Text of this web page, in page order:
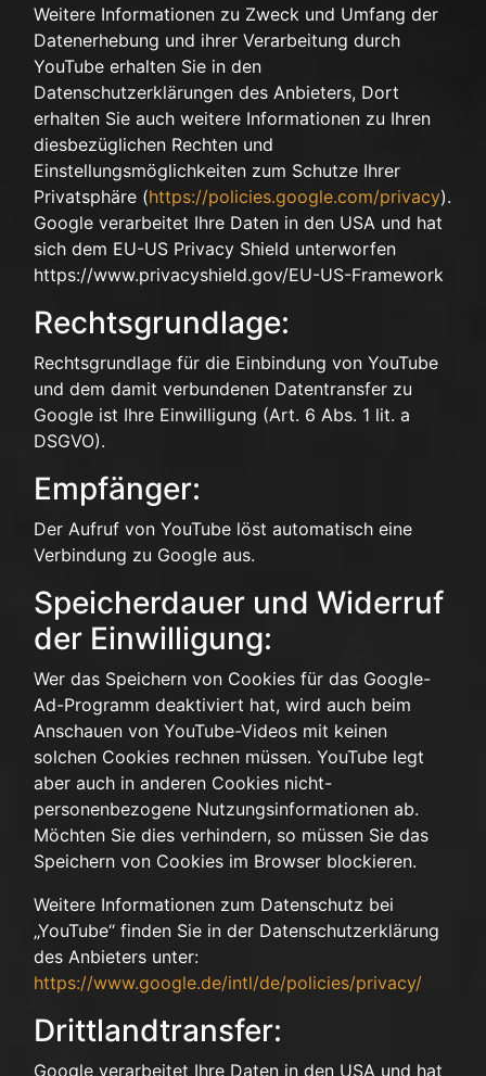
Weitere Informationen zu Zweck und Umfang der
Datenerhebung und ihrer Verarbeitung durch
YouTube erhalten Sie in den
Datenschutzerklärungen des Anbieters, Dort
erhalten Sie auch weitere Informationen zu Ihren
diesbezüglichen Rechten und
Einstellungsmöglichkeiten zum Schutze Ihrer
Privatsphäre (https://policies.google.com/privacy).
Google verarbeitet Ihre Daten in den USA und hat
sich dem EU-US Privacy Shield unterworfen
https://www.privacyshield.gov/EU-US-Framework
Rechtsgrundlage:
Rechtsgrundlage für die Einbindung von YouTube
und dem damit verbundenen Datentransfer zu
Google ist Ihre Einwilligung (Art. 6 Abs. 1 lit. a
DSGVO).
Empfänger:
Der Aufruf von YouTube löst automatisch eine
Verbindung zu Google aus.
Speicherdauer und Widerruf
der Einwilligung:
Wer das Speichern von Cookies für das Google-
Ad-Programm deaktiviert hat, wird auch beim
Anschauen von YouTube-Videos mit keinen
solchen Cookies rechnen müssen. YouTube legt
aber auch in anderen Cookies nicht-
personenbezogene Nutzungsinformationen ab.
Möchten Sie dies verhindern, so müssen Sie das
Speichern von Cookies im Browser blockieren.
Weitere Informationen zum Datenschutz bei
„YouTube“ finden Sie in der Datenschutzerklärung
des Anbieters unter:
https://www.google.de/intl/de/policies/privacy/
Drittlandtransfer:
Google verarbeitet Ihre Daten in den USA und hat